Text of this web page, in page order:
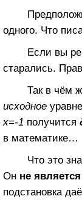
одного. Что
Если вы
старались.
Так в чём же
исходное
х=-1 получится
в математике…
Что это
Он не
подстановка